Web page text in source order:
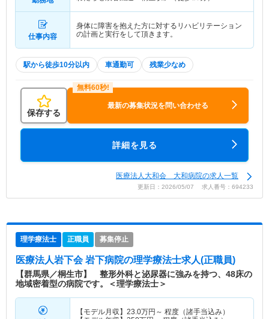
仕事内容
身体に障害を抱えた方に対するリハビリテーション
の計画と実行をして頂きます。
駅から徒歩10分以内 車通勤可 残業少なめ
保存する
最新の募集状況を問い合わせる
詳細を見る
医療法人大和会 大和病院の求人一覧
更新日：2026/05/07 求人番号：694233
理学療法士 正職員 募集停止
医療法人岩下会 岩下病院の理学療法士求人(正職員)
【群馬県／桐生市】 整形外科と泌尿器に強みを持つ、48床の
地域密着型の病院です。＜理学療法士＞
【モデル月収】 23.0万円～ 程度（諸手当込み）